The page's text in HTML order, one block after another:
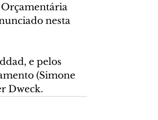
nesta
e pelos
(Simone
Dweck.